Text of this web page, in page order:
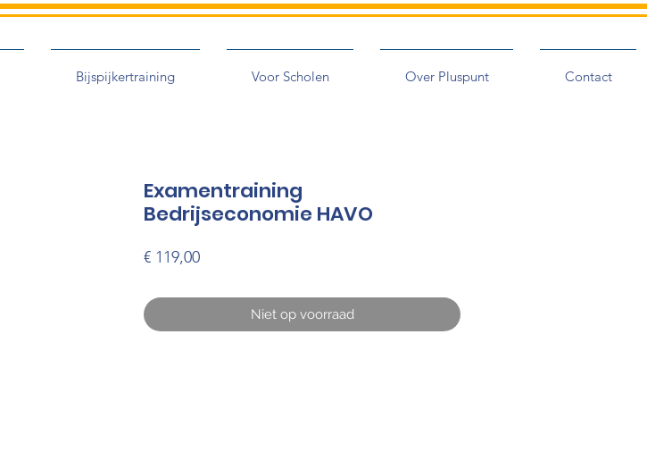
Bijspijkertraining Voor Scholen Over Pluspunt Contact
Examentraining
Bedrijseconomie HAVO
€ 119,00Prijs
Niet op voorraad